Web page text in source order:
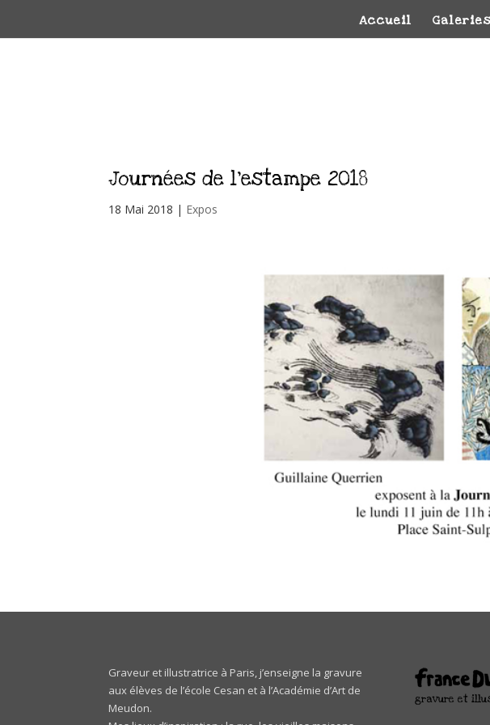
Accueil Galeries
Journées de l’estampe 2018
18 Mai 2018 | Expos
Graveur et illustratrice à Paris, j’enseigne la gravure
aux élèves de l’école Cesan et à l’Académie d’Art de
Meudon.
gravure et